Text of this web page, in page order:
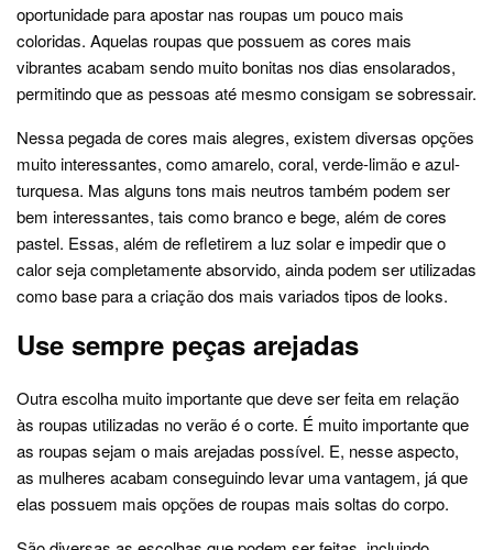
oportunidade para apostar nas roupas um pouco mais
coloridas. Aquelas roupas que possuem as cores mais
vibrantes acabam sendo muito bonitas nos dias ensolarados,
permitindo que as pessoas até mesmo consigam se sobressair.
Nessa pegada de cores mais alegres, existem diversas opções
muito interessantes, como amarelo, coral, verde-limão e azul-
turquesa. Mas alguns tons mais neutros também podem ser
bem interessantes, tais como branco e bege, além de cores
pastel. Essas, além de refletirem a luz solar e impedir que o
calor seja completamente absorvido, ainda podem ser utilizadas
como base para a criação dos mais variados tipos de looks.
Use sempre peças arejadas
Outra escolha muito importante que deve ser feita em relação
às roupas utilizadas no verão é o corte. É muito importante que
as roupas sejam o mais arejadas possível. E, nesse aspecto,
as mulheres acabam conseguindo levar uma vantagem, já que
elas possuem mais opções de roupas mais soltas do corpo.